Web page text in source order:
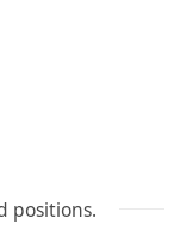
隊合作精神
positions.